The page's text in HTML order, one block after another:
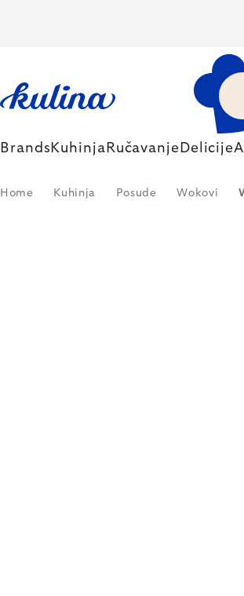
Brands Kuhinja Ručavanje Delicije
Home Kuhinja Posude Wokovi